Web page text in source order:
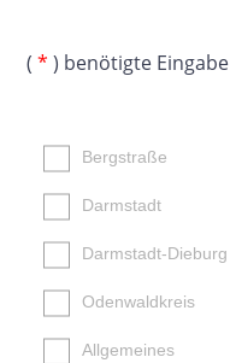
(* ) benötigte Eingabe
Bergstraße
Darmstadt
Darmstadt-Dieburg
Odenwaldkreis
Allgemeines